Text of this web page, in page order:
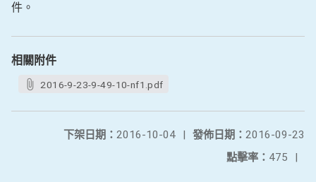
件。
相關附件
2016-9-23-9-49-10-nf1.pdf
發佈日期： 2016-09-23
下架日期： 2016-10-04
|
點擊率： 475 |